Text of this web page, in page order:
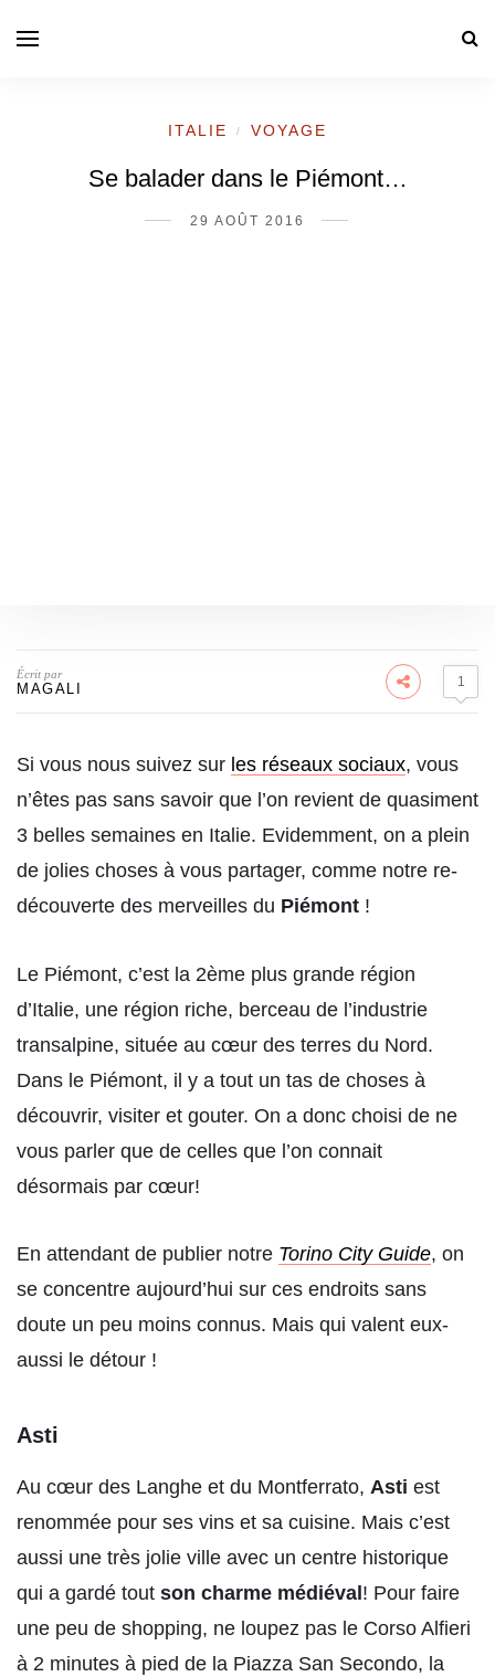
ITALIE / VOYAGE
Se balader dans le Piémont…
29 AOÛT 2016
Écrit par
MAGALI 1
Si vous nous suivez sur les réseaux sociaux, vous
n’êtes pas sans savoir que l’on revient de quasiment
3 belles semaines en Italie. Evidemment, on a plein
de jolies choses à vous partager, comme notre re-
découverte des merveilles du Piémont !
Le Piémont, c’est la 2ème plus grande région
d’Italie, une région riche, berceau de l’industrie
transalpine, située au cœur des terres du Nord.
Dans le Piémont, il y a tout un tas de choses à
découvrir, visiter et gouter. On a donc choisi de ne
vous parler que de celles que l’on connait
désormais par cœur!
En attendant de publier notre Torino City Guide, on
se concentre aujourd’hui sur ces endroits sans
doute un peu moins connus. Mais qui valent eux-
aussi le détour !
Asti
Au cœur des Langhe et du Montferrato, Asti est
renommée pour ses vins et sa cuisine. Mais c’est
aussi une très jolie ville avec un centre historique
qui a gardé tout son charme médiéval ! Pour faire
une peu de shopping, ne loupez pas le Corso Alfieri
à 2 minutes à pied de la Piazza San Secondo, la